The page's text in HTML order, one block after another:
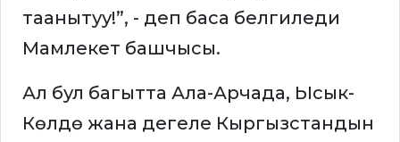
таанытуу!”, - деп баса белгиледи
Мамлекет башчысы.
Ал бул багытта Ала-Арчада, Ысык-
Көлдө жана дегеле Кыргызстандын